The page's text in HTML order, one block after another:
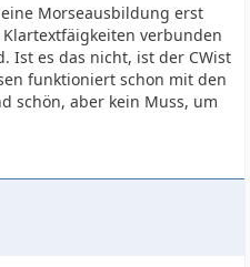
Morseausbildung erst
verbunden
Ist es das nicht, ist der CWist
funktioniert schon mit den
schön, aber kein Muss, um